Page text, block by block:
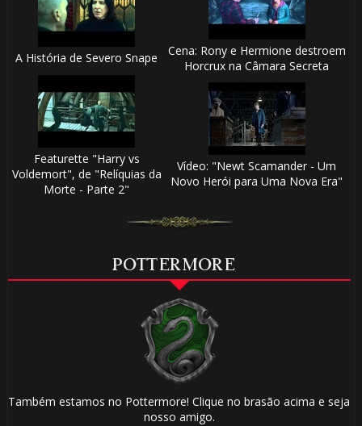
A História de Severo Snape
Cena: Rony e Hermione destroem
Horcrux na Câmara Secreta
Featurette "Harry vs
Voldemort", de "Relíquias da
Morte - Parte 2"
Vídeo: "Newt Scamander - Um
Novo Herói para Uma Nova Era"
POTTERMORE
Também estamos no Pottermore! Clique no brasão acima e seja
nosso amigo.